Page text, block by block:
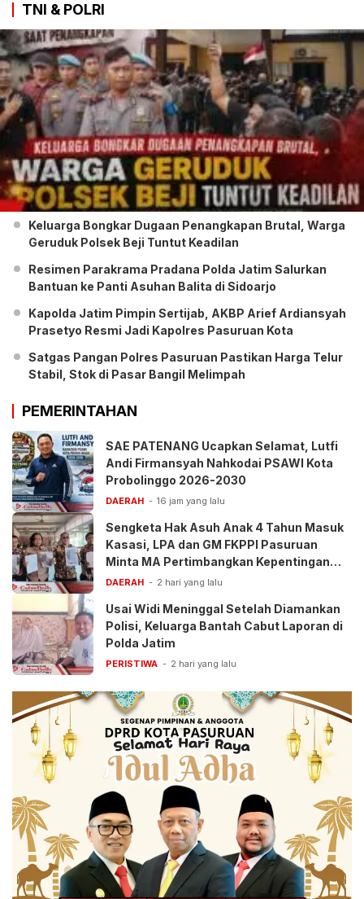
TNI & POLRI
Keluarga Bongkar Dugaan Penangkapan Brutal, Warga
Geruduk Polsek Beji Tuntut Keadilan
Resimen Parakrama Pradana Polda Jatim Salurkan
Bantuan ke Panti Asuhan Balita di Sidoarjo
Kapolda Jatim Pimpin Sertijab, AKBP Arief Ardiansyah
Prasetyo Resmi Jadi Kapolres Pasuruan Kota
Satgas Pangan Polres Pasuruan Pastikan Harga Telur
Stabil, Stok di Pasar Bangil Melimpah
PEMERINTAHAN
SAE PATENANG Ucapkan Selamat, Lutfi
Andi Firmansyah Nahkodai PSAWI Kota
Probolinggo 2026-2030
DAERAH 16 jam yang lalu
Sengketa Hak Asuh Anak 4 Tahun Masuk
Kasasi, LPA dan GM FKPPI Pasuruan
Minta MA Pertimbangkan Kepentingan
Anak
DAERAH 2 hari yang lalu
Usai Widi Meninggal Setelah Diamankan
Polisi, Keluarga Bantah Cabut Laporan di
Polda Jatim
PERISTIWA 2 hari yang lalu